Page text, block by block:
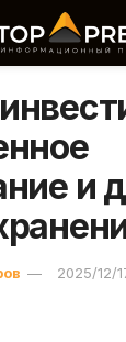
и
2025/12/